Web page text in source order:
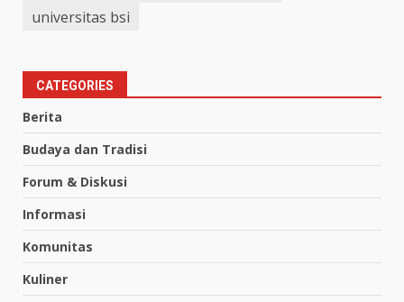
universitas bsi
CATEGORIES
Berita
Budaya dan Tradisi
Forum & Diskusi
Informasi
Komunitas
Kuliner